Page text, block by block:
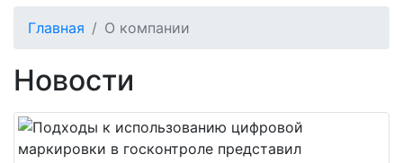
Главная О компании
Новости